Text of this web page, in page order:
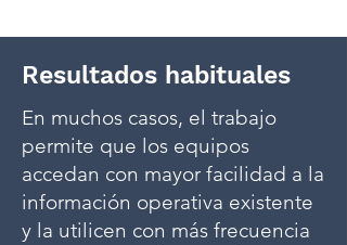
Resultados habituales
En muchos casos, el trabajo
permite que los equipos
accedan con mayor facilidad a la
información operativa existente
y la utilicen con más frecuencia